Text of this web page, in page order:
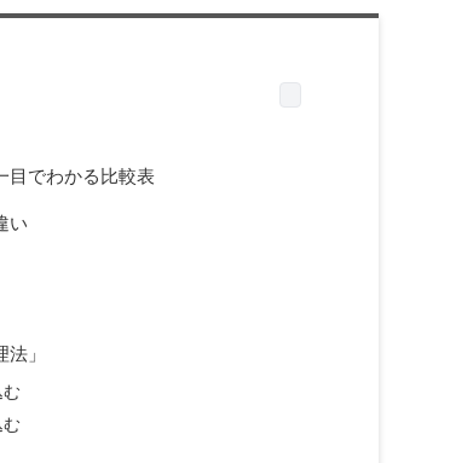
目でわかる比較表
い
」
む
む